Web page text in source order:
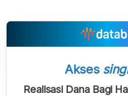
Akses
Realisasi Dana Bagi